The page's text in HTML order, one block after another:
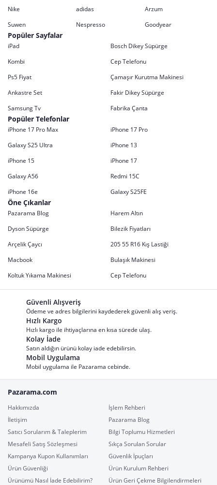
Nike adidas
Arzum
Suwen
Nespresso Goodyear
Popüler Sayfalar
iPad
Bosch Dikey Süpürge
Kombi
Cep Telefonu
Ps5 Fiyat
Çamaşır Kurutma Makinesi
Ankastre Set
Fakir Dikey Süpürge
Samsung Tv
Fabrika Çanta
Popüler Telefonlar
iPhone 17 Pro Max
iPhone 17 Pro
Galaxy S25 Ultra
iPhone 13
iPhone 15
iPhone 17
Galaxy A56
Redmi 15C
iPhone 16e
Galaxy S25FE
Öne Çıkanlar
Pazarama Blog
Harem Altın
Dyson Süpürge
Bilezik Fiyatları
Arçelik Çaycı
205 55 R16 Kış Lastiği
Macbook
Bulaşık Makinesi
Koltuk Yıkama Makinesi
Cep Telefonu
Güvenli Alışveriş
Ödeme ve adres bilgilerini kaydederek güvenli alış veriş.
Hızlı Kargo
Hızlı kargo ile ihtiyaçlarına en kısa sürede ulaş.
Kolay İade
Satın aldığın ürünü kolay iade edebilirsin.
Mobil Uygulama
Mobil uygulama ile Pazarama cebinde.
Pazarama.com
Hakkımızda
İşlem Rehberi
İletişim
Pazarama Blog
Satıcı Sorularım & Taleplerim
Bilgi Toplumu Hizmetleri
Mesafeli Satış Sözleşmesi
Sıkça Sorulan Sorular
Kampanya Kupon Kullanımları
Güvenlik İpuçları
Ürün Güvenliği
Ürün Kurulum Rehberi
Ürünümü Nasıl İade Edebilirim?
Ürün Geri Çekme Bilgilendirmeleri